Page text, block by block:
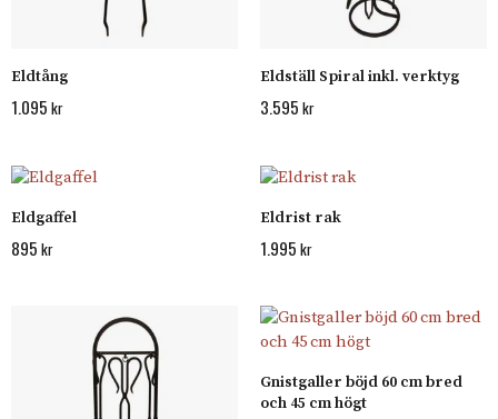
Eldtång
1.095 kr
Eldställ Spiral inkl. verktyg
3.595 kr
Eldgaffel
895 kr
Eldrist rak
1.995 kr
Gnistgaller böjd 60 cm bred
och 45 cm högt